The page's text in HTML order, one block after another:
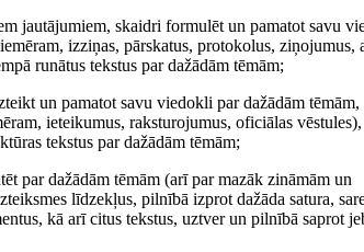
jautājumiem, skaidri formulēt un pamatot savu
izziņas, pārskatus, protokolus, ziņojumus,
runātus tekstus par dažādām tēmām;
un pamatot savu viedokli par dažādām tēmām,
ieteikumus, raksturojumus, oficiālas
tekstus par dažādām tēmām;
par dažādām tēmām (arī par mazāk zināmām un
līdzekļus, pilnībā izprot dažāda satura,
kā arī citus tekstus, uztver un pilnībā saprot